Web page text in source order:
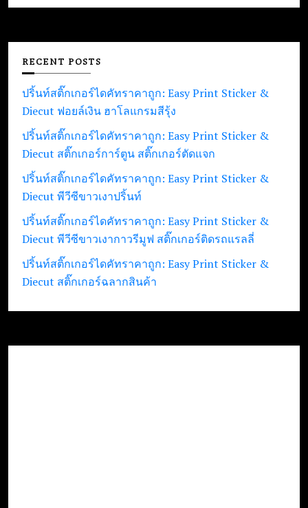
RECENT POSTS
ปริ้นท์สติ๊กเกอร์ไดคัทราคาถูก: Easy Print Sticker &
Diecut ฟอยล์เงิน ฮาโลแกรมสีรุ้ง
ปริ้นท์สติ๊กเกอร์ไดคัทราคาถูก: Easy Print Sticker &
Diecut สติ๊กเกอร์การ์ตูน สติ๊กเกอร์ตัดแจก
ปริ้นท์สติ๊กเกอร์ไดคัทราคาถูก: Easy Print Sticker &
Diecut พีวีซีขาวเงาปริ้นท์
ปริ้นท์สติ๊กเกอร์ไดคัทราคาถูก: Easy Print Sticker &
Diecut พีวีซีขาวเงากาวรีมูฟ สติ๊กเกอร์ติดรถแรลลี่
ปริ้นท์สติ๊กเกอร์ไดคัทราคาถูก: Easy Print Sticker &
Diecut สติ๊กเกอร์ฉลากสินค้า